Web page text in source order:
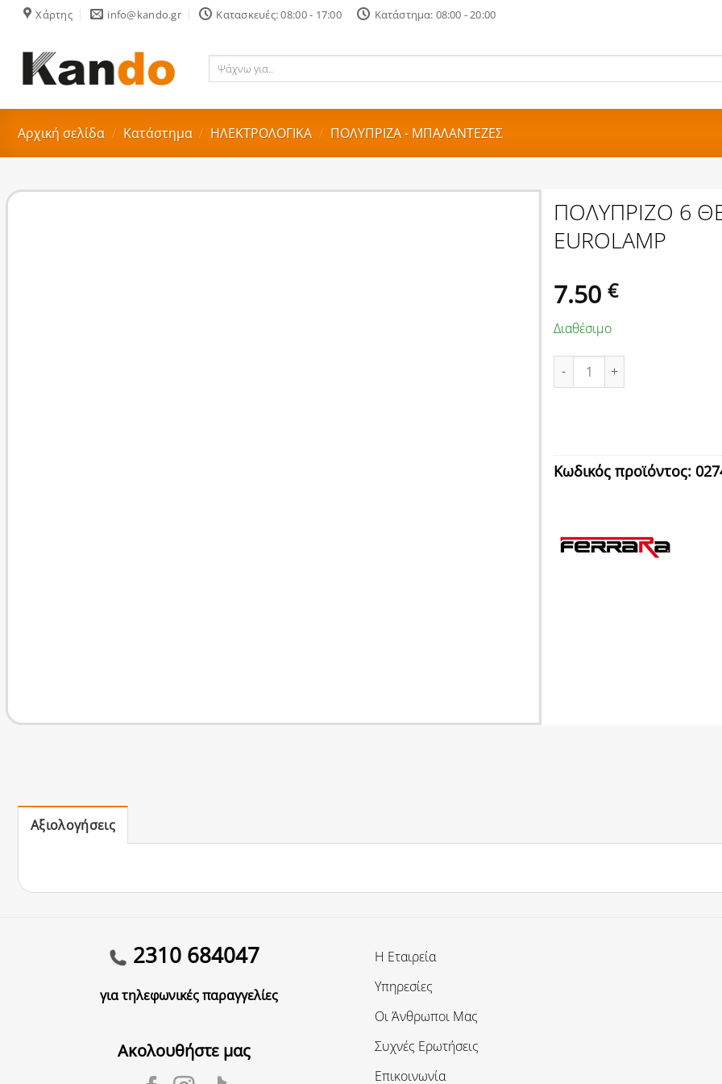
Skip
content
Χάρτης info@kando.gr Κατασκευές: 08:00 - 17:00 Κατάστημα: 08:00 - 20:00
Ψάχνω
Αρχική σελίδα / Κατάστημα / ΗΛΕΚΤΡΟΛΟΓΙΚΑ / ΠΟΛΥΠΡΙΖΑ - ΜΠΑΛΑΝΤΕΖΕΣ
ΠΟΛΥΠΡΙΖΟ 6
EUROLAMP
7.50 €
Διαθέσιμο
ΠΟΛΥΠΡΙΖΟ 6 ΘΕΣΕΩΝ ΛΕΥΚΟ
Κωδικός προϊόντος:
Αξιολογήσεις
2310 684047
για τηλεφωνικές παραγγελίες
Ακολουθήστε μας
Η Εταιρεία
Υπηρεσίες
Οι Άνθρωποι Μας
Συχνές Ερωτήσεις
Επικοινωνία